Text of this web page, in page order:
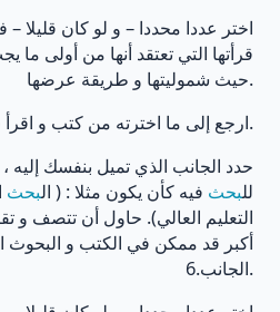
قرأتها التي تعتقد أنها من أولى
حيث شموليتها و طريقة عرضها.
.ارجع إلى ما اخترته من كتب و اقرأ قراءة معمقة.4.
للبحث فيه كأن يكون مثلا : ( البحث
التعليم العالي). حاول أن تتصف و
أكبر قد ممكن في الكتب و البحوث
الجانب.6.